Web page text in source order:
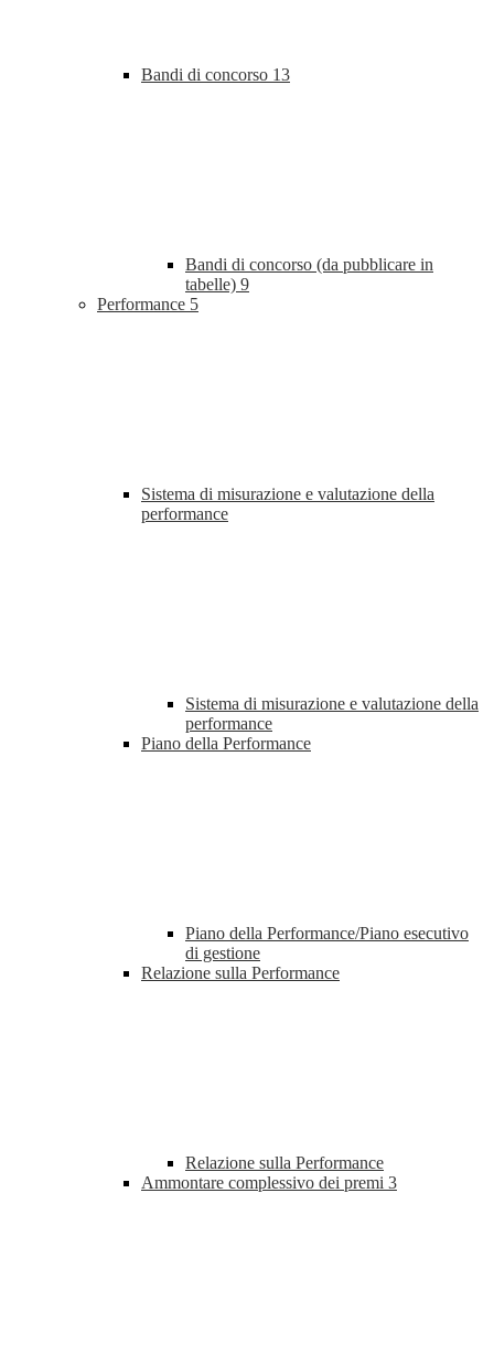
Bandi di concorso 13
Bandi di concorso (da pubblicare in
tabelle) 9
Performance 5
Sistema di misurazione e valutazione della
performance
Sistema di misurazione e valutazione della
performance
Piano della Performance
Piano della Performance/Piano esecutivo
di gestione
Relazione sulla Performance
Relazione sulla Performance
Ammontare complessivo dei premi 3